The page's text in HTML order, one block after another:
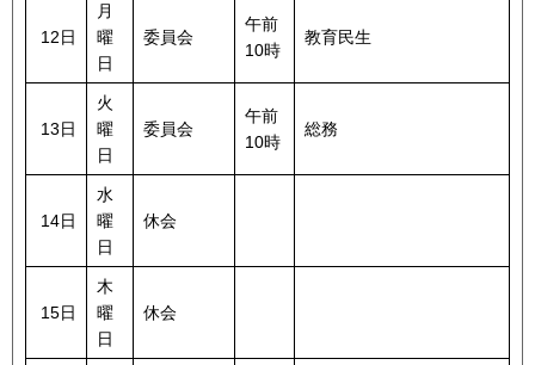
12日
月
曜
日
委員会
午前
10時
教育民生
13日
火
曜
日
委員会
午前
10時
総務
14日
水
曜
日
休会
15日
木
曜
日
休会